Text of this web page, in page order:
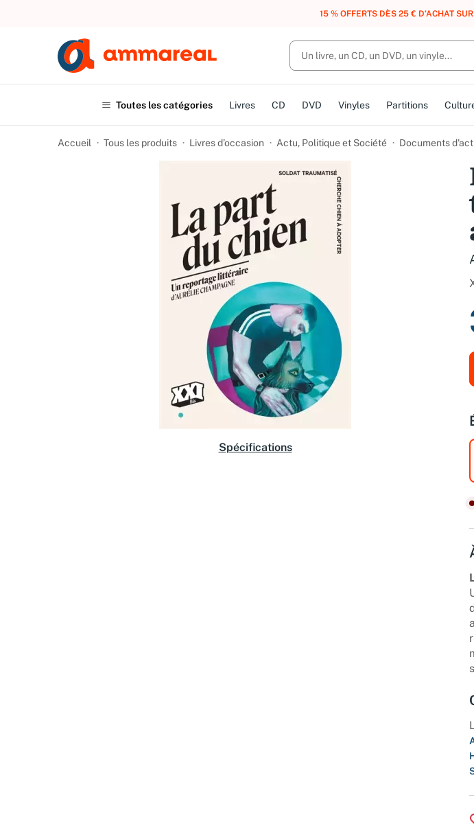
UN ACHAT, DES POINTS, DES RÉCOMPENSES :
Toutes les catégories Livres CD DVD Vinyles Partitions
Accueil Tous les produits Livres d’occasion Actu, Politique et Société Documents
Spécifications